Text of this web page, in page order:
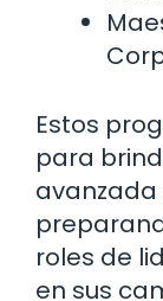
Estos
para
avanzada
roles de
en sus